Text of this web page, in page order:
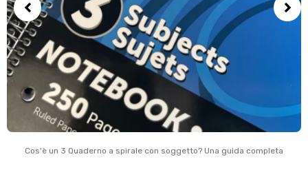
Cos'è un 3 Quaderno a spirale con soggetto? Una guida completa